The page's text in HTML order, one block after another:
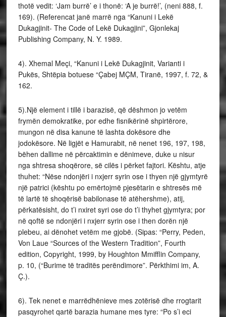
thotë vedit: ‘Jam burrë’ e i thonë: ‘A je burrë!’, (neni 888, f.
169). (Referencat janë marrë nga “Kanuni i Lekë
Dukagjinit- The Code of Lekë Dukagjini”, Gjonlekaj
Publishing Company, N. Y. 1989.
4). Xhemal Meçi, “Kanuni i Lekë Dukagjinit, Varianti i
Pukës, Shtëpia botuese “Çabej MÇM, Tiranë, 1997, f. 72, &
162.
5).Një element i tillë i barazisë, që dëshmon jo vetëm
frymën demokratike, por edhe fisnikërinë shpirtërore,
mungon në disa kanune të lashta dokësore dhe
jodokësore. Në ligjët e Hamurabit, në nenet 196, 197, 198,
bëhen dallime në përcaktimin e dënimeve, duke u nisur
nga shtresa shoqërore, së cilës i përket fajtori. Kështu, atje
thuhet: “Nëse ndonjëri i nxjerr syrin ose i thyen një gjymtyrë
një patrici (kështu po emërtojmë pjesëtarin e shtresës më
të lartë të shoqërisë babilonase të atëhershme), atij,
përkatësisht, do t’i nxiret syri ose do t’i thyhet gjymtyra; por
në qoftë se ndonjëri i nxjerr syrin ose i then dorën një
plebeu, ai dënohet vetëm me gjobë. (Sipas: “Perry, Peden,
Von Laue “Sources of the Western Tradition”, Fourth
edition, Copyright, 1999, by Houghton Mmifflin Company,
p. 10, (“Burime të traditës perëndimore”. Përkthimi im, A.
Ç.).
6). Tek nenet e marrëdhënieve mes zotërisë dhe rrogtarit
pasqyrohet qartë barazia humane mes tyre: “Po s’i eci